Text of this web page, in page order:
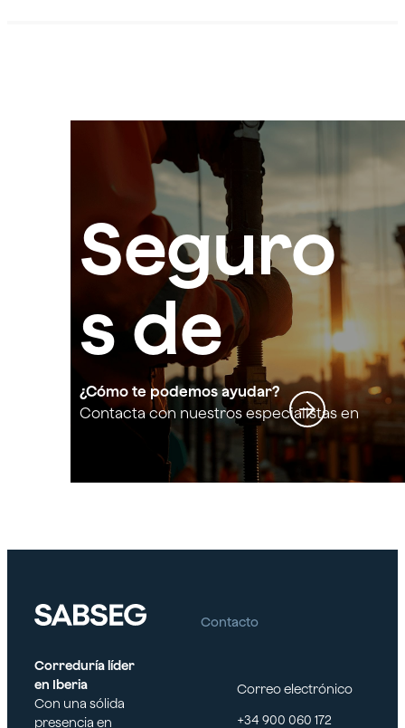
Seguro
s de
constru
cción e
ingenie
ría
¿Cómo te podemos ayudar?
Contacta con nuestros especialistas en
Seguros de construcción e ingeniería
Correduría líder
en Iberia
Con una sólida
presencia en
Contacto
Correo electrónico
+34 900 060 172